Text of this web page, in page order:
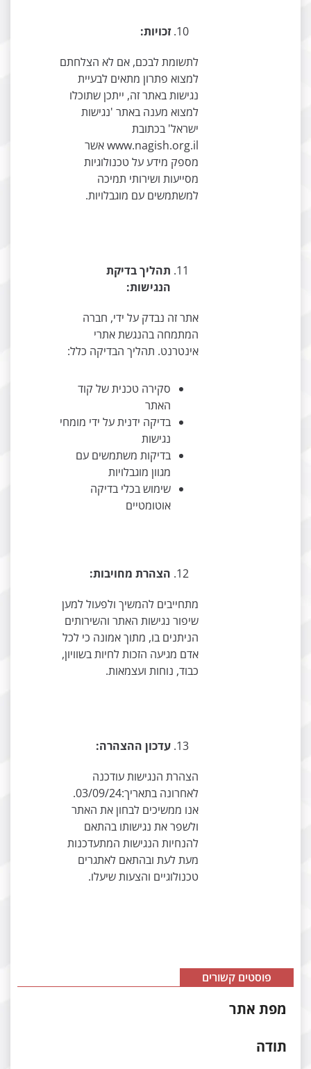
זכויות:
לתשומת לבכם, אם לא הצלחתם
למצוא פתרון מתאים לבעיית
נגישות באתר זה, ייתכן שתוכלו
למצוא מענה באתר 'נגישות
ישראל' בכתובת
www.nagish.org.il אשר
מספק מידע על טכנולוגיות
מסייעות ושירותי תמיכה
למשתמשים עם מוגבלויות.
תהליך בדיקת
הנגישות:
אתר זה נבדק על ידי, חברה
המתמחה בהנגשת אתרי
אינטרנט. תהליך הבדיקה כלל:
סקירה טכנית של קוד
בדיקה ידנית על ידי מומחי
בדיקות משתמשים עם
מגוון מוגבלויות
שימוש בכלי בדיקה
אוטומטיים
הצהרת מחויבות:
מתחייבים להמשיך ולפעול למען
שיפור נגישות האתר והשירותים
הניתנים בו, מתוך אמונה כי לכל
אדם מגיעה הזכות לחיות בשוויון,
כבוד, נוחות ועצמאות.
עדכון ההצהרה:
הצהרת הנגישות עודכנה
לאחרונה בתאריך:03/09/24.
אנו ממשיכים לבחון את האתר
ולשפר את נגישותו בהתאם
להנחיות הנגישות המתעדכנות
מעת לעת ובהתאם לאתגרים
טכנולוגיים והצעות שיעלו.
פוסטים קשורים
אתר